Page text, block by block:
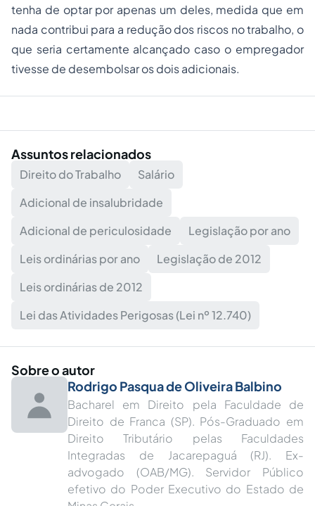
tenha de optar por apenas um deles, medida que em
nada contribui para a redução dos riscos no trabalho, o
que seria certamente alcançado caso o empregador
tivesse de desembolsar os dois adicionais.
Assuntos relacionados
Direito do Trabalho
Salário
Adicional de insalubridade
Adicional de periculosidade
Legislação por ano
Leis ordinárias por ano
Legislação de 2012
Leis ordinárias de 2012
Lei das Atividades Perigosas (Lei nº 12.740)
Sobre o autor
Rodrigo Pasqua de Oliveira Balbino
Bacharel em Direito pela Faculdade de
Direito de Franca (SP). Pós-Graduado em
Direito Tributário pelas Faculdades
Integradas de Jacarepaguá (RJ). Ex-
advogado (OAB/MG). Servidor Público
efetivo do Poder Executivo do Estado de